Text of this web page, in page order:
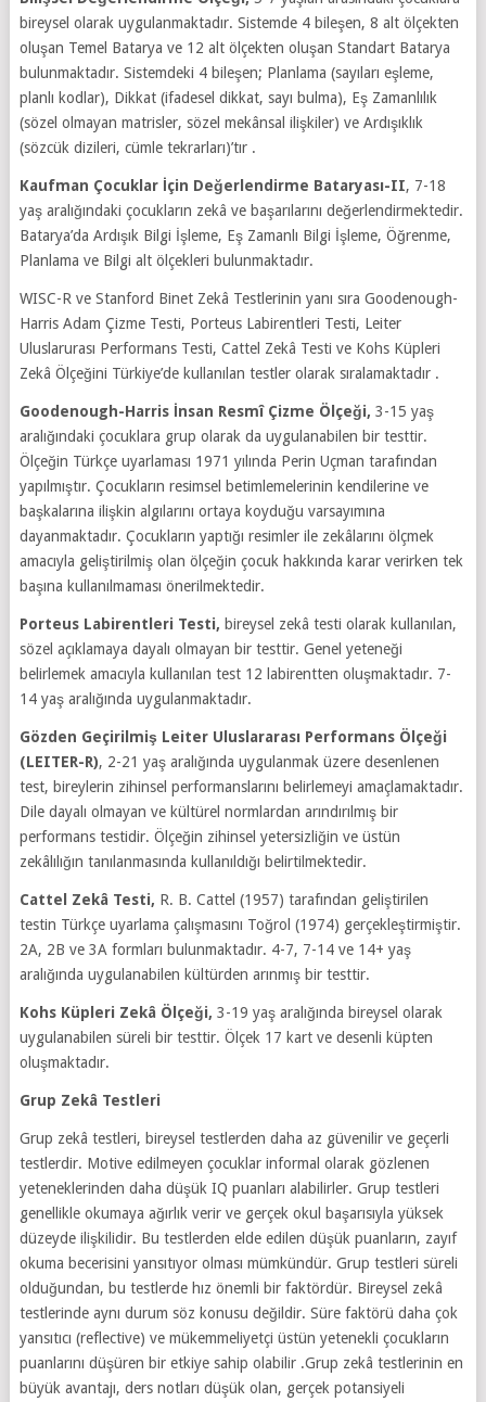
bireysel olarak uygulanmaktadır. Sistemde 4 bileşen, 8 alt ölçekten
oluşan Temel Batarya ve 12 alt ölçekten oluşan Standart Batarya
bulunmaktadır. Sistemdeki 4 bileşen; Planlama (sayıları eşleme,
planlı kodlar), Dikkat (ifadesel dikkat, sayı bulma), Eş Zamanlılık
(sözel olmayan matrisler, sözel mekânsal ilişkiler) ve Ardışıklık
(sözcük dizileri, cümle tekrarları)’tır .
Kaufman Çocuklar İçin Değerlendirme Bataryası-II, 7-18
yaş aralığındaki çocukların zekâ ve başarılarını değerlendirmektedir.
Batarya’da Ardışık Bilgi İşleme, Eş Zamanlı Bilgi İşleme, Öğrenme,
Planlama ve Bilgi alt ölçekleri bulunmaktadır.
WISC-R ve Stanford Binet Zekâ Testlerinin yanı sıra Goodenough-
Harris Adam Çizme Testi, Porteus Labirentleri Testi, Leiter
Uluslarurası Performans Testi, Cattel Zekâ Testi ve Kohs Küpleri
Zekâ Ölçeğini Türkiye’de kullanılan testler olarak sıralamaktadır .
Goodenough-Harris İnsan Resmî Çizme Ölçeği, 3-15 yaş
aralığındaki çocuklara grup olarak da uygulanabilen bir testtir.
Ölçeğin Türkçe uyarlaması 1971 yılında Perin Uçman tarafından
yapılmıştır. Çocukların resimsel betimlemelerinin kendilerine ve
başkalarına ilişkin algılarını ortaya koyduğu varsayımına
dayanmaktadır. Çocukların yaptığı resimler ile zekâlarını ölçmek
amacıyla geliştirilmiş olan ölçeğin çocuk hakkında karar verirken tek
başına kullanılmaması önerilmektedir.
Porteus Labirentleri Testi, bireysel zekâ testi olarak kullanılan,
sözel açıklamaya dayalı olmayan bir testtir. Genel yeteneği
belirlemek amacıyla kullanılan test 12 labirentten oluşmaktadır. 7-
14 yaş aralığında uygulanmaktadır.
Gözden Geçirilmiş Leiter Uluslararası Performans Ölçeği
(LEITER-R), 2-21 yaş aralığında uygulanmak üzere desenlenen
test, bireylerin zihinsel performanslarını belirlemeyi amaçlamaktadır.
Dile dayalı olmayan ve kültürel normlardan arındırılmış bir
performans testidir. Ölçeğin zihinsel yetersizliğin ve üstün
zekâlılığın tanılanmasında kullanıldığı belirtilmektedir.
Cattel Zekâ Testi, R. B. Cattel (1957) tarafından geliştirilen
testin Türkçe uyarlama çalışmasını Toğrol (1974) gerçekleştirmiştir.
2A, 2B ve 3A formları bulunmaktadır. 4-7, 7-14 ve 14+ yaş
aralığında uygulanabilen kültürden arınmış bir testtir.
Kohs Küpleri Zekâ Ölçeği, 3-19 yaş aralığında bireysel olarak
uygulanabilen süreli bir testtir. Ölçek 17 kart ve desenli küpten
oluşmaktadır.
Grup Zekâ Testleri
Grup zekâ testleri, bireysel testlerden daha az güvenilir ve geçerli
testlerdir. Motive edilmeyen çocuklar informal olarak gözlenen
yeteneklerinden daha düşük IQ puanları alabilirler. Grup testleri
genellikle okumaya ağırlık verir ve gerçek okul başarısıyla yüksek
düzeyde ilişkilidir. Bu testlerden elde edilen düşük puanların, zayıf
okuma becerisini yansıtıyor olması mümkündür. Grup testleri süreli
olduğundan, bu testlerde hız önemli bir faktördür. Bireysel zekâ
testlerinde aynı durum söz konusu değildir. Süre faktörü daha çok
yansıtıcı (reflective) ve mükemmeliyetçi üstün yetenekli çocukların
puanlarını düşüren bir etkiye sahip olabilir .Grup zekâ testlerinin en
büyük avantajı, ders notları düşük olan, gerçek potansiyeli